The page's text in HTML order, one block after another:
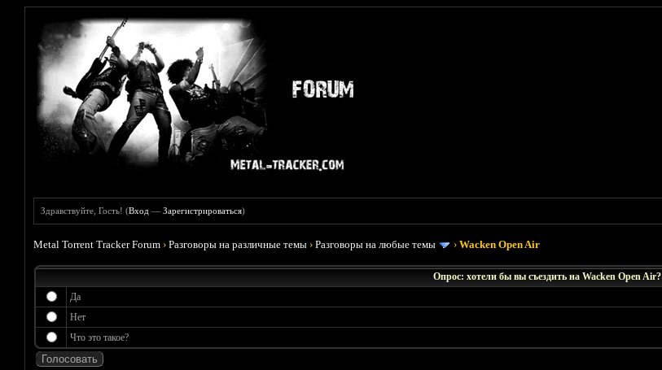
Здравствуйте, Гость! (Вход —Зарегистрироваться)
Metal Torrent Tracker Forum ›Разговоры на различные темы ›Разговоры на любые темы ›Wacken Open Air
Опрос: хотели бы вы съездить на Wacken Open Air?
Да
Нет
Что это такое?